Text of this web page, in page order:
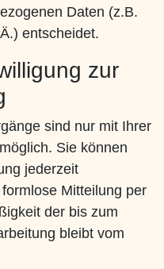
Daten (z.B.
entscheidet.
zur
sind nur mit Ihrer
Sie können
jederzeit
Mitteilung per
der bis zum
bleibt vom